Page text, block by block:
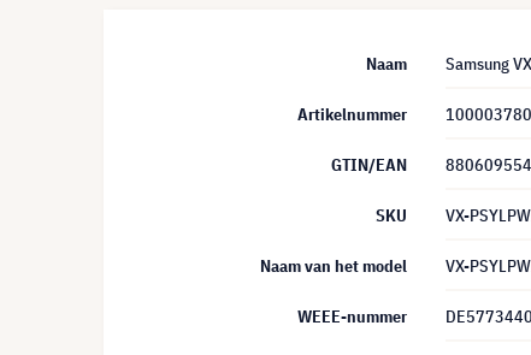
Naam Samsung
Artikelnummer
GTIN/EAN
SKU VX-
Naam van het model VX-
WEEE-nummer